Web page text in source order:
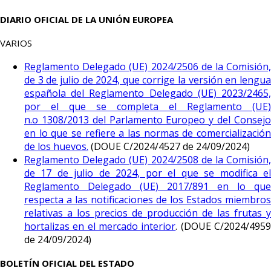
DIARIO OFICIAL DE LA UNIÓN EUROPEA
VARIOS
Reglamento Delegado (UE) 2024/2506 de la Comisión,
de 3 de julio de 2024, que corrige la versión en lengua
española del Reglamento Delegado (UE) 2023/2465,
por el que se completa el Reglamento (UE)
n.o 1308/2013 del Parlamento Europeo y del Consejo
en lo que se refiere a las normas de comercialización
de los huevos. (DOUE C/2024/4527 de 24/09/2024)
Reglamento Delegado (UE) 2024/2508 de la Comisión,
de 17 de julio de 2024, por el que se modifica el
Reglamento Delegado (UE) 2017/891 en lo que
respecta a las notificaciones de los Estados miembros
relativas a los precios de producción de las frutas y
hortalizas en el mercado interior. (DOUE C/2024/4959
de 24/09/2024)
BOLETÍN OFICIAL DEL ESTADO